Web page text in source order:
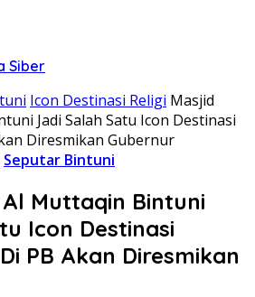
Siber
Icon Destinasi Religi Masjid
Jadi Salah Satu Icon Destinasi
Diresmikan Gubernur
Seputar Bintuni
Muttaqin Bintuni
Icon Destinasi
PB Akan Diresmikan